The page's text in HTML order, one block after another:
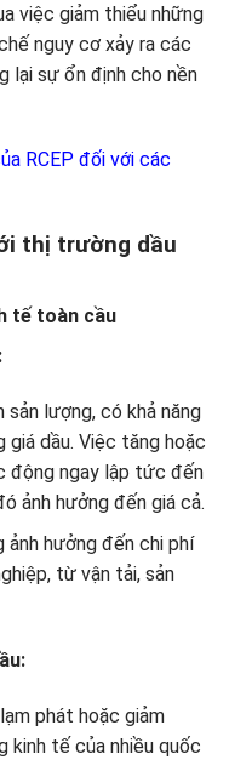
việc giảm thiểu những
nguy cơ xảy ra các
lại sự ổn định cho nền
RCEP đối với các
thị trường dầu
tế toàn cầu
sản lượng, có khả năng
dầu. Việc tăng hoặc
động ngay lập tức đến
ảnh hưởng đến giá cả.
ảnh hưởng đến chi phí
từ vận tải, sản
phát hoặc giảm
kinh tế của nhiều quốc